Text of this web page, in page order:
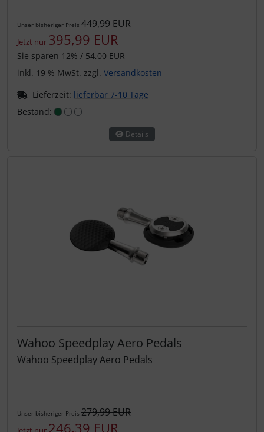
Unser bisheriger Preis 449,99 EUR
Jetzt nur 395,99 EUR
Sie sparen 12% / 54,00 EUR
inkl. 19 % MwSt. zzgl. Versandkosten
Lieferzeit: lieferbar 7-10 Tage
Bestand:
Details
Wahoo Speedplay Aero Pedals
Wahoo Speedplay Aero Pedals
Unser bisheriger Preis 279,99 EUR
246,39 EUR